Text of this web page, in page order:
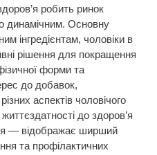
робить ринок
динамічним. Основну
інгредієнтам, чоловіки в
рішення для покращення
форми та
до добавок,
аспектів чоловічого
до здоров’я
— відображає ширший
та профілактичних